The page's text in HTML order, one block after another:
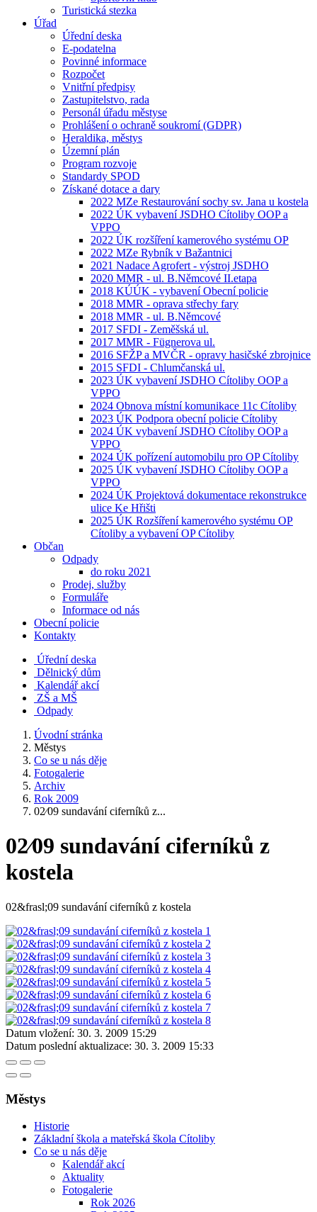
Turistická stezka
Úřad
Úřední deska
E-podatelna
Povinné informace
Rozpočet
Vnitřní předpisy
Zastupitelstvo, rada
Personál úřadu městyse
Prohlášení o ochraně soukromí (GDPR)
Heraldika, městys
Územní plán
Program rozvoje
Standardy SPOD
Získané dotace a dary
2022 MZe Restaurování sochy sv. Jana u kostela
2022 ÚK vybavení JSDHO Cítoliby OOP a
VPPO
2022 ÚK rozšíření kamerového systému OP
2022 MZe Rybník v Bažantnici
2021 Nadace Agrofert - výstroj JSDHO
2020 MMR - ul. B.Němcové II.etapa
2018 KÚÚK - vybavení Obecní policie
2018 MMR - oprava střechy fary
2018 MMR - ul. B.Němcové
2017 SFDI - Zeměšská ul.
2017 MMR - Fügnerova ul.
2016 SFŽP a MVČR - opravy hasičské zbrojnice
2015 SFDI - Chlumčanská ul.
2023 ÚK vybavení JSDHO Cítoliby OOP a
VPPO
2024 Obnova místní komunikace 11c Cítoliby
2023 ÚK Podpora obecní policie Cítoliby
2024 ÚK vybavení JSDHO Cítoliby OOP a
VPPO
2024 ÚK pořízení automobilu pro OP Cítoliby
2025 ÚK vybavení JSDHO Cítoliby OOP a
VPPO
2024 ÚK Projektová dokumentace rekonstrukce
ulice Ke Hřišti
2025 ÚK Rozšíření kamerového systému OP
Cítoliby a vybavení OP Cítoliby
Občan
Odpady
do roku 2021
Prodej, služby
Formuláře
Informace od nás
Obecní policie
Kontakty
Úřední deska
Dělnický dům
Kalendář akcí
ZŠ a MŠ
Odpady
Úvodní stránka
Městys
Co se u nás děje
Fotogalerie
Archiv
Rok 2009
02⁄09 sundavání ciferníků z...
02⁄09 sundavání ciferníků z
kostela
02&frasl;09 sundavání ciferníků z kostela
Datum vložení: 30. 3. 2009 15:29
Datum poslední aktualizace: 30. 3. 2009 15:33
Městys
Historie
Základní škola a mateřská škola Cítoliby
Co se u nás děje
Kalendář akcí
Aktuality
Fotogalerie
Rok 2026